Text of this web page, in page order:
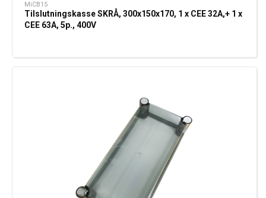
MiCB15
Tilslutningskasse SKRÅ, 300x150x170, 1 x CEE 32A,+ 1 x
CEE 63A, 5p., 400V